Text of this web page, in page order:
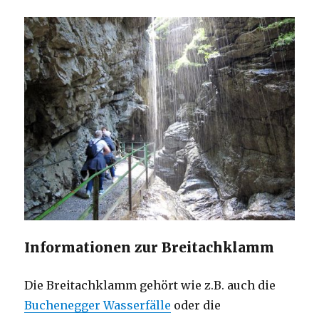
Informationen zur Breitachklamm
Die Breitachklamm gehört wie z.B. auch die
Buchenegger Wasserfälle oder die